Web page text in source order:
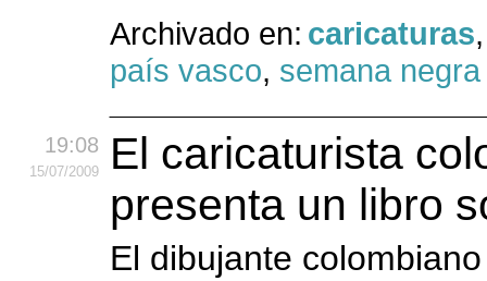
Archivado en: caricaturas
país vasco, semana negra
19:08
15/07/2009
El caricaturista
presenta un libro
El dibujante